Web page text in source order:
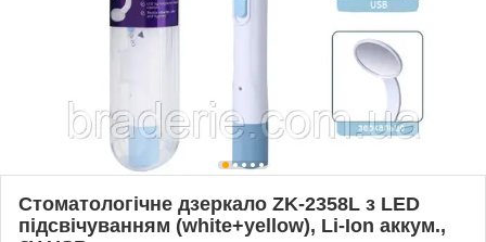
Стоматологічне дзеркало ZK-2358L з LED
підсвічуванням (white+yellow), Li-Ion аккум.,